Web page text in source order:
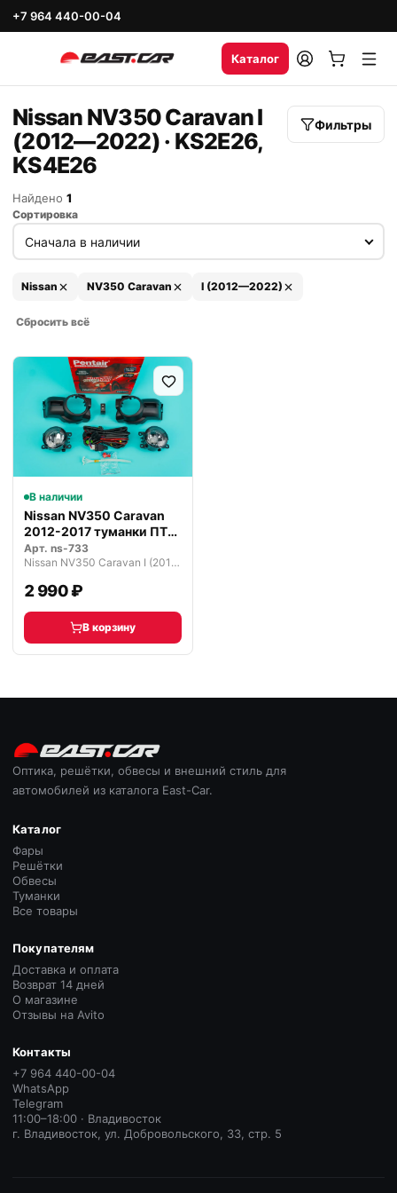
+7 964 440-00-04
Каталог
Nissan NV350 Caravan I
(2012—2022) · KS2E26,
KS4E26
Фильтры
Найдено 1
Сортировка
Nissan NV350 Caravan I (2012—2022)
Сбросить всё
В наличии
Nissan NV350 Caravan
2012-2017 туманки ПТФ
компле…
Арт. ns-733
Nissan NV350 Caravan I (2012—2022)
2 990 ₽
В корзину
Оптика, решётки, обвесы и внешний стиль для
автомобилей из каталога East-Car.
Каталог
Фары
Решётки
Обвесы
Туманки
Все товары
Покупателям
Доставка и оплата
Возврат 14 дней
О магазине
Отзывы на Avito
Контакты
+7 964 440-00-04
WhatsApp
Telegram
11:00–18:00 · Владивосток
г. Владивосток, ул. Добровольского, 33, стр. 5